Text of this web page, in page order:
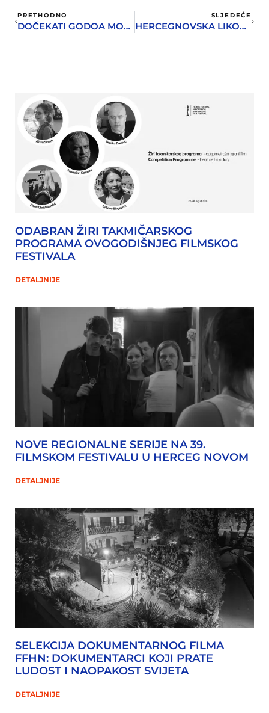
PRETHODNO
DOČEKATI GODOA MOGU I ŽENE
SLJEDEĆE
HERCEGNOVSKA LIKOVNA SCENA OD SADA U DECEMBRU
ODABRAN ŽIRI TAKMIČARSKOG
PROGRAMA OVOGODIŠNJEG FILMSKOG
FESTIVALA
DETALJNIJE
NOVE REGIONALNE SERIJE NA 39.
FILMSKOM FESTIVALU U HERCEG NOVOM
DETALJNIJE
SELEKCIJA DOKUMENTARNOG FILMA
FFHN: DOKUMENTARCI KOJI PRATE
LUDOST I NAOPAKOST SVIJETA
DETALJNIJE